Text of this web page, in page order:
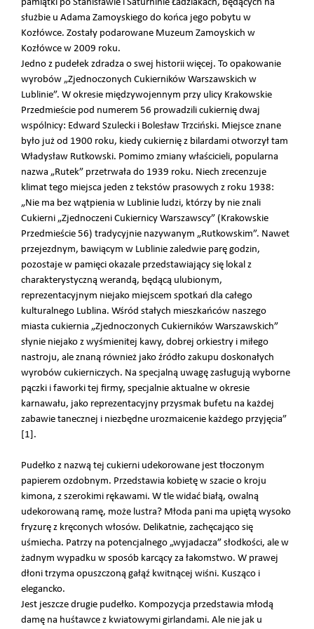
pamiątki po Stanisławie i Saturninie Ładziakach, będących na
służbie u Adama Zamoyskiego do końca jego pobytu w
Kozłówce. Zostały podarowane Muzeum Zamoyskich w
Kozłówce w 2009 roku.
Jedno z pudełek zdradza o swej historii więcej. To opakowanie
wyrobów „Zjednoczonych Cukierników Warszawskich w
Lublinie”. W okresie międzywojennym przy ulicy Krakowskie
Przedmieście pod numerem 56 prowadzili cukiernię dwaj
wspólnicy: Edward Szulecki i Bolesław Trzciński. Miejsce znane
było już od 1900 roku, kiedy cukiernię z bilardami otworzył tam
Władysław Rutkowski. Pomimo zmiany właścicieli, popularna
nazwa „Rutek” przetrwała do 1939 roku. Niech zrecenzuje
klimat tego miejsca jeden z tekstów prasowych z roku 1938:
„Nie ma bez wątpienia w Lublinie ludzi, którzy by nie znali
Cukierni „Zjednoczeni Cukiernicy Warszawscy” (Krakowskie
Przedmieście 56) tradycyjnie nazywanym „Rutkowskim”. Nawet
przejezdnym, bawiącym w Lublinie zaledwie parę godzin,
pozostaje w pamięci okazale przedstawiający się lokal z
charakterystyczną werandą, będącą ulubionym,
reprezentacyjnym niejako miejscem spotkań dla całego
kulturalnego Lublina. Wśród stałych mieszkańców naszego
miasta cukiernia „Zjednoczonych Cukierników Warszawskich”
słynie niejako z wyśmienitej kawy, dobrej orkiestry i miłego
nastroju, ale znaną również jako źródło zakupu doskonałych
wyrobów cukierniczych. Na specjalną uwagę zasługują wyborne
pączki i faworki tej firmy, specjalnie aktualne w okresie
karnawału, jako reprezentacyjny przysmak bufetu na każdej
zabawie tanecznej i niezbędne urozmaicenie każdego przyjęcia”
[1].
Pudełko z nazwą tej cukierni udekorowane jest tłoczonym
papierem ozdobnym. Przedstawia kobietę w szacie o kroju
kimona, z szerokimi rękawami. W tle widać białą, owalną
udekorowaną ramę, może lustra? Młoda pani ma upiętą wysoko
fryzurę z kręconych włosów. Delikatnie, zachęcająco się
uśmiecha. Patrzy na potencjalnego „wyjadacza” słodkości, ale w
żadnym wypadku w sposób karcący za łakomstwo. W prawej
dłoni trzyma opuszczoną gałąź kwitnącej wiśni. Kusząco i
elegancko.
Jest jeszcze drugie pudełko. Kompozycja przedstawia młodą
damę na huśtawce z kwiatowymi girlandami. Ale nie jak u